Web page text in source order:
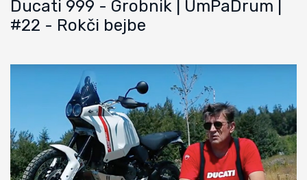
Ducati 999 - Grobnik | UmPaDrum |
#22 - Rokči bejbe